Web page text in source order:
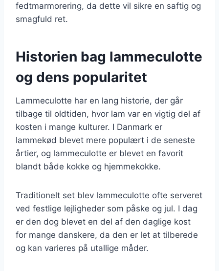
fedtmarmorering, da dette vil sikre en saftig og
smagfuld ret.
Historien bag lammeculotte
og dens popularitet
Lammeculotte har en lang historie, der går
tilbage til oldtiden, hvor lam var en vigtig del af
kosten i mange kulturer. I Danmark er
lammekød blevet mere populært i de seneste
årtier, og lammeculotte er blevet en favorit
blandt både kokke og hjemmekokke.
Traditionelt set blev lammeculotte ofte serveret
ved festlige lejligheder som påske og jul. I dag
er den dog blevet en del af den daglige kost
for mange danskere, da den er let at tilberede
og kan varieres på utallige måder.